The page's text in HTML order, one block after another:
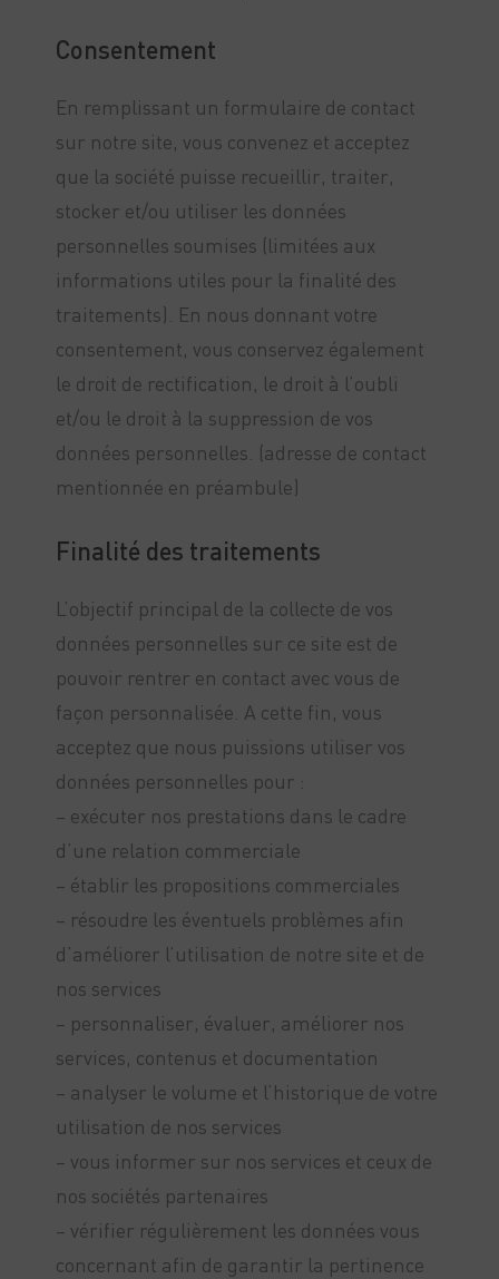
Consentement
En remplissant un formulaire de contact
sur notre site, vous convenez et acceptez
que la société puisse recueillir, traiter,
stocker et/ou utiliser les données
personnelles soumises (limitées aux
informations utiles pour la finalité des
traitements). En nous donnant votre
consentement, vous conservez également
le droit de rectification, le droit à l’oubli
et/ou le droit à la suppression de vos
données personnelles. (adresse de contact
mentionnée en préambule)
Finalité des traitements
L’objectif principal de la collecte de vos
données personnelles sur ce site est de
pouvoir rentrer en contact avec vous de
façon personnalisée. A cette fin, vous
acceptez que nous puissions utiliser vos
données personnelles pour :
– exécuter nos prestations dans le cadre
d’une relation commerciale
– établir les propositions commerciales
– résoudre les éventuels problèmes afin
d’améliorer l’utilisation de notre site et de
nos services
– personnaliser, évaluer, améliorer nos
services, contenus et documentation
– analyser le volume et l’historique de votre
utilisation de nos services
– vous informer sur nos services et ceux de
nos sociétés partenaires
– vérifier régulièrement les données vous
concernant afin de garantir la pertinence